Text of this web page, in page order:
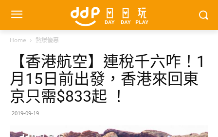
Home 熱爆優惠
【香港航空】連稅千六咋！1
月15日前出發，香港來回東
京只需$833起 ！
2019-09-19